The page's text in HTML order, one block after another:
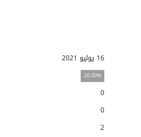
16 يوليو 2021
20.00%
0
0
2